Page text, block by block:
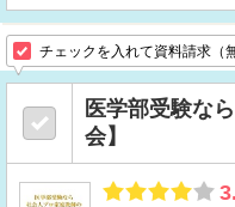
チェックを入れて資料請求（
医学部受験な
会】